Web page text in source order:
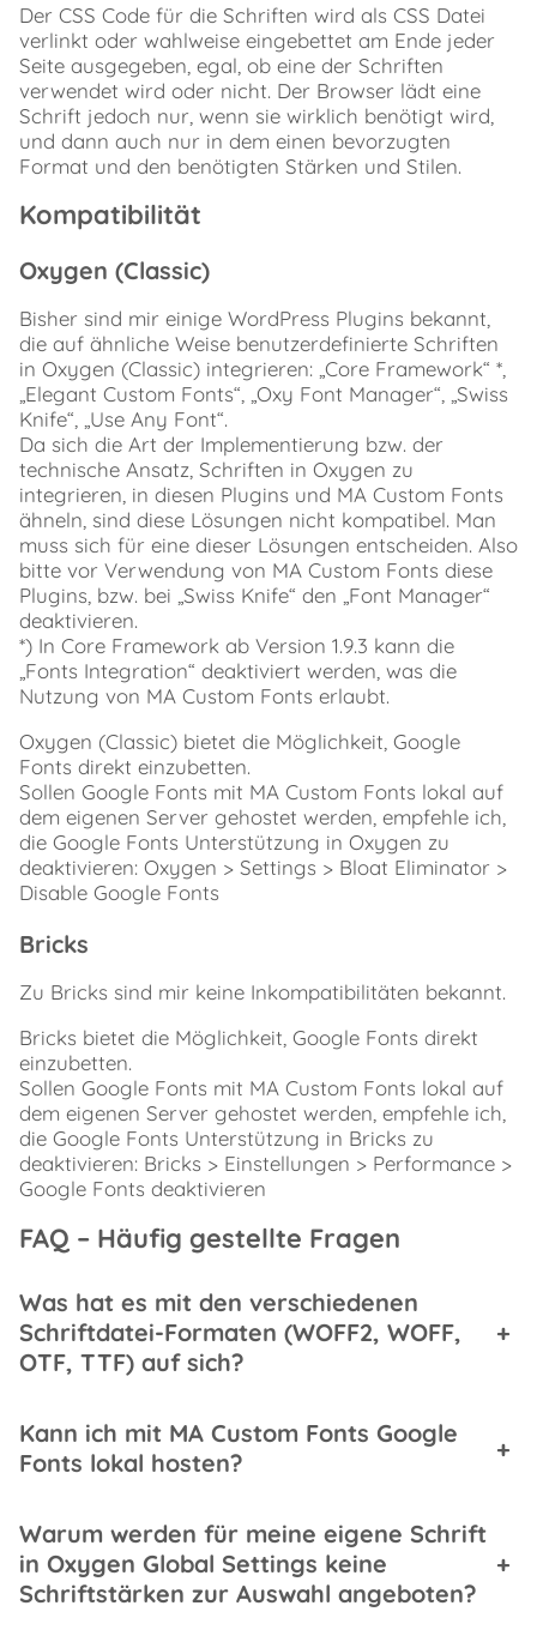
Der CSS Code für die Schriften wird als CSS Datei
verlinkt oder wahlweise eingebettet am Ende jeder
Seite ausgegeben, egal, ob eine der Schriften
verwendet wird oder nicht. Der Browser lädt eine
Schrift jedoch nur, wenn sie wirklich benötigt wird,
und dann auch nur in dem einen bevorzugten
Format und den benötigten Stärken und Stilen.
Kompatibilität
Oxygen (Classic)
Bisher sind mir einige WordPress Plugins bekannt,
die auf ähnliche Weise benutzerdefinierte Schriften
in Oxygen (Classic) integrieren: „Core Framework“ *,
„Elegant Custom Fonts“, „Oxy Font Manager“, „Swiss
Knife“, „Use Any Font“.
Da sich die Art der Implementierung bzw. der
technische Ansatz, Schriften in Oxygen zu
integrieren, in diesen Plugins und MA Custom Fonts
ähneln, sind diese Lösungen nicht kompatibel. Man
muss sich für eine dieser Lösungen entscheiden. Also
bitte vor Verwendung von MA Custom Fonts diese
Plugins, bzw. bei „Swiss Knife“ den „Font Manager“
deaktivieren.
*) In Core Framework ab Version 1.9.3 kann die
„Fonts Integration“ deaktiviert werden, was die
Nutzung von MA Custom Fonts erlaubt.
Oxygen (Classic) bietet die Möglichkeit, Google
Fonts direkt einzubetten.
Sollen Google Fonts mit MA Custom Fonts lokal auf
dem eigenen Server gehostet werden, empfehle ich,
die Google Fonts Unterstützung in Oxygen zu
deaktivieren: Oxygen > Settings > Bloat Eliminator >
Disable Google Fonts
Bricks
Zu Bricks sind mir keine Inkompatibilitäten bekannt.
Bricks bietet die Möglichkeit, Google Fonts direkt
einzubetten.
Sollen Google Fonts mit MA Custom Fonts lokal auf
dem eigenen Server gehostet werden, empfehle ich,
die Google Fonts Unterstützung in Bricks zu
deaktivieren: Bricks > Einstellungen > Performance >
Google Fonts deaktivieren
FAQ – Häufig gestellte Fragen
Was hat es mit den verschiedenen
Schriftdatei-Formaten (WOFF2, WOFF,
OTF, TTF) auf sich?
+
Kann ich mit MA Custom Fonts Google
Fonts lokal hosten?
+
Warum werden für meine eigene Schrift
in Oxygen Global Settings keine
Schriftstärken zur Auswahl angeboten?
+